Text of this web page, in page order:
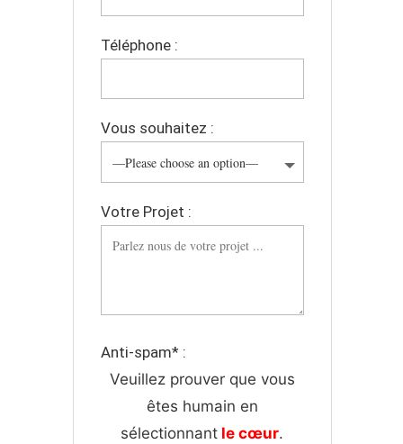
Téléphone :
Vous souhaitez :
Votre Projet :
Anti-spam* :
Veuillez prouver que vous
êtes humain en
sélectionnant le cœur.